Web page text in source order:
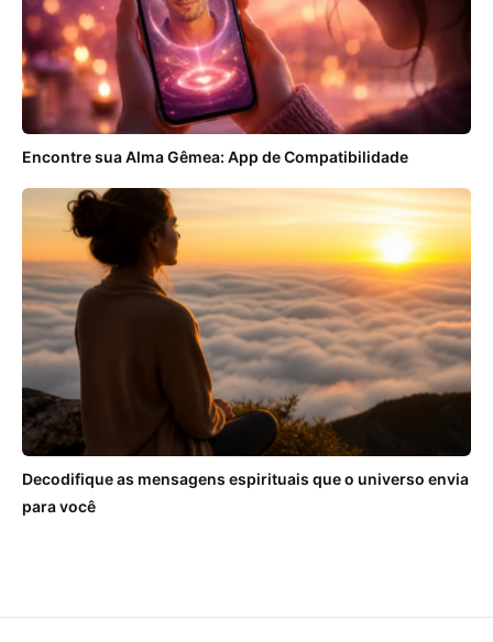
Encontre sua Alma Gêmea: App de Compatibilidade
Decodifique as mensagens espirituais que o universo envia
para você